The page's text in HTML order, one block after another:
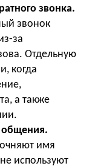
звонка.
звонок
за
Отдельную
когда
а также
общения.
имя
используют